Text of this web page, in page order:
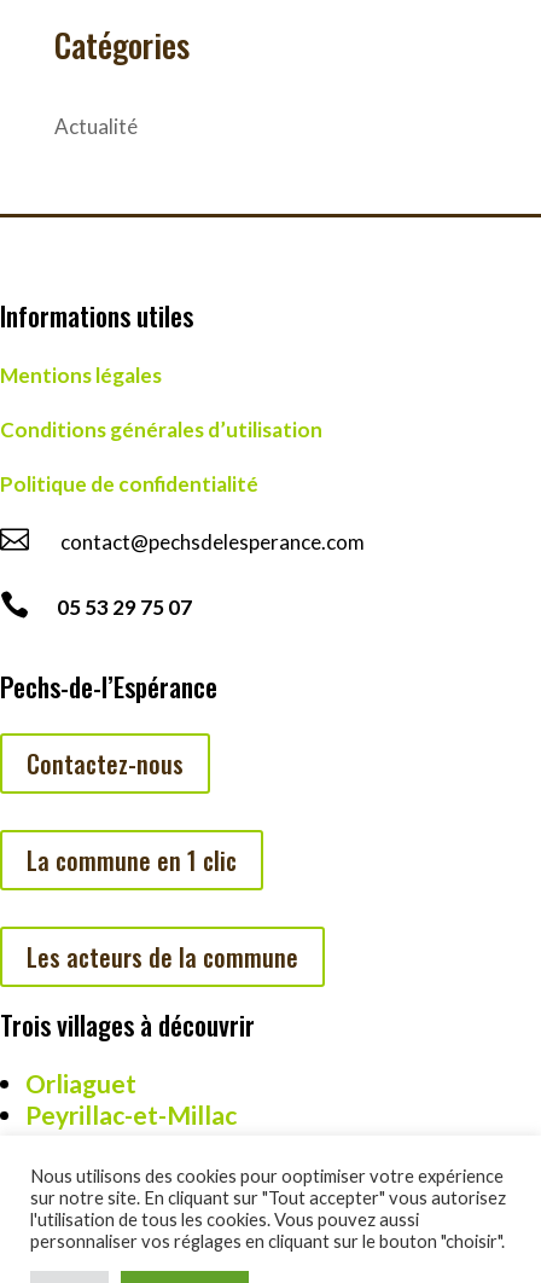
Catégories
Actualité
Informations utiles
Mentions légales
Conditions générales d’utilisation
Politique de confidentialité
 contact@pechsdelesperance.com
 05 53 29 75 07
Pechs-de-l’Espérance
Contactez-nous
La commune en 1 clic
Les acteurs de la commune
Trois villages à découvrir
Orliaguet
Peyrillac-et-Millac
Nous utilisons des cookies pour ooptimiser votre expérience
sur notre site. En cliquant sur "Tout accepter" vous autorisez
l'utilisation de tous les cookies. Vous pouvez aussi
personnaliser vos réglages en cliquant sur le bouton "choisir".